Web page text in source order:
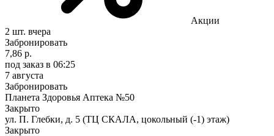
Акции
2 шт. вчера
Забронировать
7,86 р.
под заказ в 06:25
7 августа
Забронировать
Планета Здоровья Аптека №50
Закрыто
ул. П. Глебки, д. 5 (ТЦ СКАЛА, цокольный (-1) этаж)
Закрыто